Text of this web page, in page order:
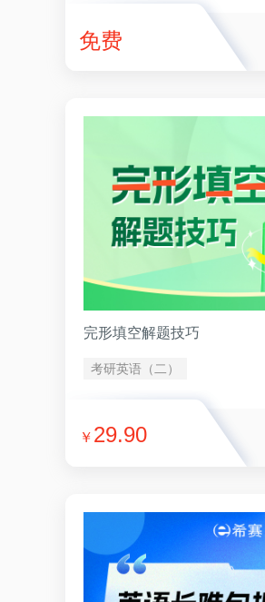
免费
完形填空解题技巧
考研英语（二）
￥ 29.90